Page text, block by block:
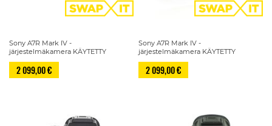
Sony A7R Mark IV -
järjestelmäkamera KÄYTETTY
2 099,00 €
Sony A7R Mark IV -
järjestelmäkamera KÄYTETTY
2 099,00 €